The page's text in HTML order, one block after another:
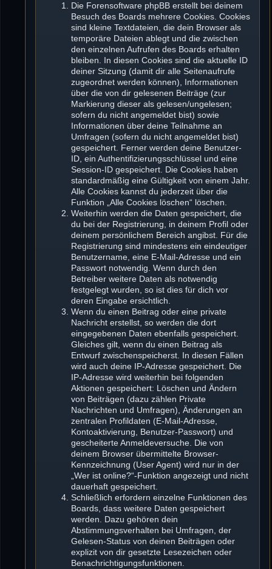
Die Forensoftware phpBB erstellt bei deinem
Besuch des Boards mehrere Cookies. Cookies
sind kleine Textdateien, die dein Browser als
temporäre Dateien ablegt und die zwischen
den einzelnen Aufrufen des Boards erhalten
bleiben. In diesen Cookies sind die aktuelle ID
deiner Sitzung (damit dir alle Seitenaufrufe
zugeordnet werden können), Informationen
über die von dir gelesenen Beiträge (zur
Markierung dieser als gelesen/ungelesen;
sofern du nicht angemeldet bist) sowie
Informationen über deine Teilnahme an
Umfragen (sofern du nicht angemeldet bist)
gespeichert. Ferner werden deine Benutzer-
ID, ein Authentifizierungsschlüssel und eine
Session-ID gespeichert. Die Cookies haben
standardmäßig eine Gültigkeit von einem Jahr.
Alle Cookies kannst du jederzeit über die
Funktion „Alle Cookies löschen“ löschen.
Weiterhin werden die Daten gespeichert, die
du bei der Registrierung, in deinem Profil oder
deinem persönlichem Bereich angibst. Für die
Registrierung sind mindestens ein eindeutiger
Benutzername, eine E-Mail-Adresse und ein
Passwort notwendig. Wenn durch den
Betreiber weitere Daten als notwendig
festgelegt wurden, so ist dies für dich vor
deren Eingabe ersichtlich.
Wenn du einen Beitrag oder eine private
Nachricht erstellst, so werden die dort
eingegebenen Daten ebenfalls gespeichert.
Gleiches gilt, wenn du einen Beitrag als
Entwurf zwischenspeicherst. In diesen Fällen
wird auch deine IP-Adresse gespeichert. Die
IP-Adresse wird weiterhin bei folgenden
Aktionen gespeichert: Löschen und Ändern
von Beiträgen (dazu zählen Private
Nachrichten und Umfragen), Änderungen an
zentralen Profildaten (E-Mail-Adresse,
Kontoaktivierung, Benutzer-Passwort) und
gescheiterte Anmeldeversuche. Die von
deinem Browser übermittelte Browser-
Kennzeichnung (User Agent) wird nur in der
„Wer ist online?“-Funktion angezeigt und nicht
dauerhaft gespeichert.
Schließlich erfordern einzelne Funktionen des
Boards, dass weitere Daten gespeichert
werden. Dazu gehören dein
Abstimmungsverhalten bei Umfragen, der
Gelesen-Status von deinen Beiträgen oder
explizit von dir gesetzte Lesezeichen oder
Benachrichtigungsfunktionen.